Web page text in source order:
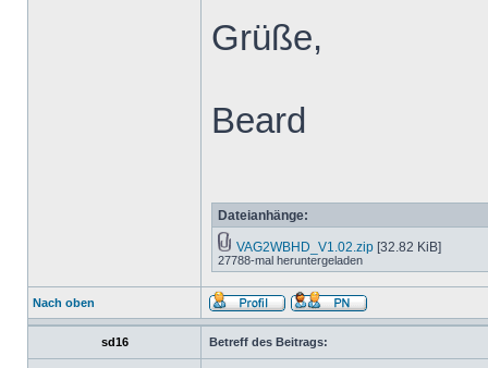
Grüße,
Beard
Dateianhänge:
VAG2WBHD_V1.02.zip [32.82 KiB]
27788-mal heruntergeladen
Nach oben
sd16 Betreff des Beitrags: